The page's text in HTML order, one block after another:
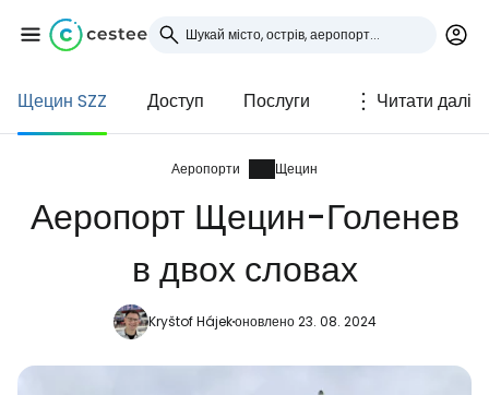
Щецин SZZ Доступ Послуги Читати далі
Аеропорти Щецин
Аеропорт Щецин-Голенев
в двох словах
Kryštof Hájekоновлено 23. 08. 2024
Увійдіть до Cestee
... світова туристична спільнота
Продовжуйте з Google
Продовжуйте у Facebook